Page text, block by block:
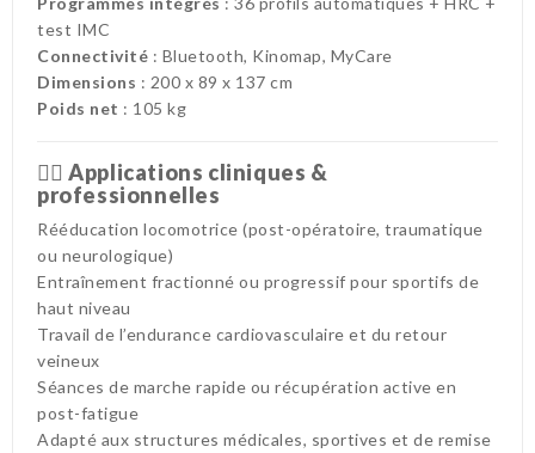
test IMC
Connectivité : Bluetooth, Kinomap, MyCare
Dimensions : 200 x 89 x 137 cm
Poids net : 105 kg
👨‍⚕️Applications cliniques &
professionnelles
Rééducation locomotrice (post-opératoire, traumatique
ou neurologique)
Entraînement fractionné ou progressif pour sportifs de
haut niveau
Travail de l’endurance cardiovasculaire et du retour
veineux
Séances de marche rapide ou récupération active en
post-fatigue
Adapté aux structures médicales, sportives et de remise